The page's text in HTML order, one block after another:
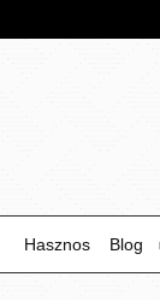
Blog
Hasznos